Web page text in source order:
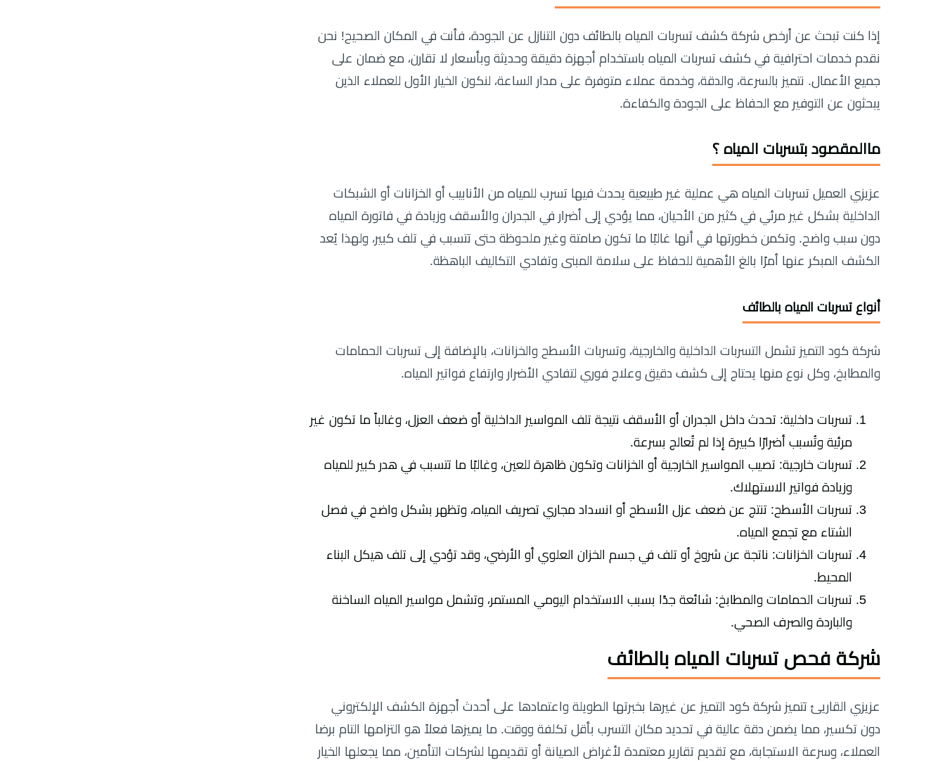
إذا كنت تبحث عن أرخص شركة كشف تسربات المياه بالطائف دون التنازل عن الجودة، فأنت في المكان الصحيح! نحن
نقدم خدمات احترافية في كشف تسربات المياه باستخدام أجهزة دقيقة وحديثة وبأسعار لا تقارن، مع ضمان على
جميع الأعمال. نتميز بالسرعة، والدقة، وخدمة عملاء متوفرة على مدار الساعة، لنكون الخيار الأول للعملاء الذين
يبحثون عن التوفير مع الحفاظ على الجودة والكفاءة.
ماالمقصود بتسربات المياه ؟
عزيزي العميل تسربات المياه هي عملية غير طبيعية يحدث فيها تسرب للمياه من الأنابيب أو الخزانات أو الشبكات
الداخلية بشكل غير مرئي في كثير من الأحيان، مما يؤدي إلى أضرار في الجدران والأسقف وزيادة في فاتورة المياه
دون سبب واضح. وتكمن خطورتها في أنها غالبًا ما تكون صامتة وغير ملحوظة حتى تتسبب في تلف كبير، ولهذا يُعد
الكشف المبكر عنها أمرًا بالغ الأهمية للحفاظ على سلامة المبنى وتفادي التكاليف الباهظة.
أنواع تسربات المياه بالطائف
شركة كود التميز تشمل التسربات الداخلية والخارجية، وتسربات الأسطح والخزانات، بالإضافة إلى تسربات الحمامات
والمطابخ، وكل نوع منها يحتاج إلى كشف دقيق وعلاج فوري لتفادي الأضرار وارتفاع فواتير المياه.
تسربات داخلية: تحدث داخل الجدران أو الأسقف نتيجة تلف المواسير الداخلية أو ضعف العزل، وغالباً ما تكون غير
مرئية وتُسبب أضرارًا كبيرة إذا لم تُعالج بسرعة.
تسربات خارجية: تصيب المواسير الخارجية أو الخزانات وتكون ظاهرة للعين، وغالبًا ما تتسبب في هدر كبير للمياه
وزيادة فواتير الاستهلاك.
تسربات الأسطح: تنتج عن ضعف عزل الأسطح أو انسداد مجاري تصريف المياه، وتظهر بشكل واضح في فصل
الشتاء مع تجمع المياه.
تسربات الخزانات: ناتجة عن شروخ أو تلف في جسم الخزان العلوي أو الأرضي، وقد تؤدي إلى تلف هيكل البناء
المحيط.
تسربات الحمامات والمطابخ: شائعة جدًا بسبب الاستخدام اليومي المستمر، وتشمل مواسير المياه الساخنة
والباردة والصرف الصحي.
شركة فحص تسربات المياه بالطائف
عزيزي القاريئ تتميز شركة كود التميز عن غيرها بخبرتها الطويلة واعتمادها على أحدث أجهزة الكشف الإلكتروني
دون تكسير، مما يضمن دقة عالية في تحديد مكان التسرب بأقل تكلفة ووقت. ما يميزها فعلاً هو التزامها التام برضا
العملاء، وسرعة الاستجابة، مع تقديم تقارير معتمدة لأغراض الصيانة أو تقديمها لشركات التأمين، مما يجعلها الخيار